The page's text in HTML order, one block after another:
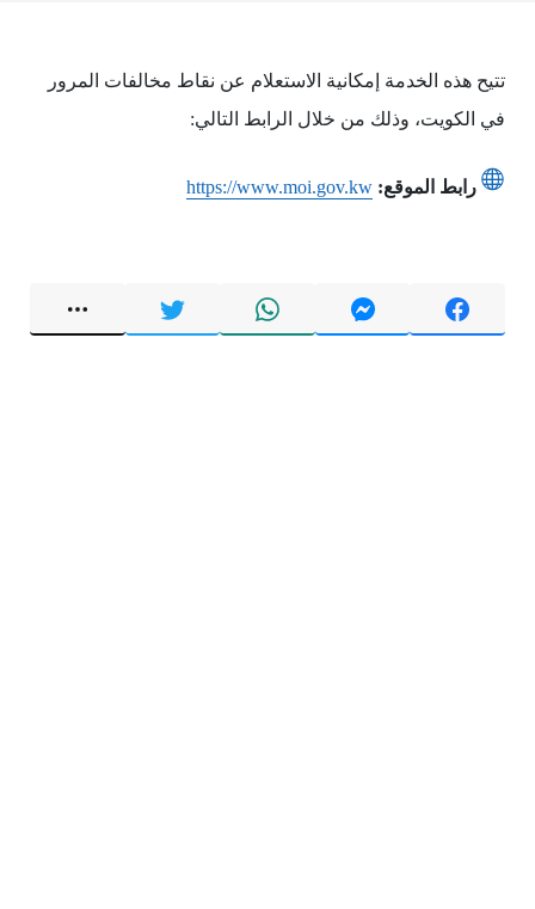
تتيح هذه الخدمة إمكانية الاستعلام عن نقاط مخالفات المرور
في الكويت، وذلك من خلال الرابط التالي:
رابط الموقع: https://www.moi.gov.kw